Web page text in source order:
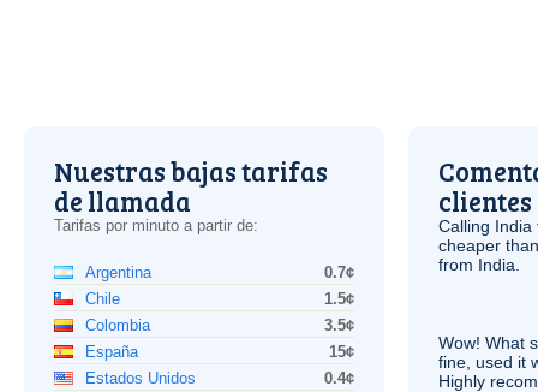
Nuestras bajas tarifas
de llamada
Tarifas por minuto a partir de:
Argentina
0.7¢
Chile
1.5¢
Colombia
3.5¢
España
15¢
Estados Unidos
0.4¢
clientes
Calling
cheaper
from India.
Wow! What
fine, used it
Highly